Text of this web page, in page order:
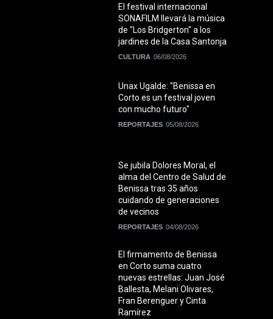
El festival internacional
SONAFILM llevará la música
de "Los Bridgerton" a los
jardines de la Casa Santonja
CULTURA 06/08/2026
Unax Ugalde: "Benissa en
Corto es un festival joven
con mucho futuro"
REPORTAJES 05/08/2026
Se jubila Dolores Moral, el
alma del Centro de Salud de
Benissa tras 35 años
cuidando de generaciones
de vecinos
REPORTAJES 04/08/2026
El firmamento de Benissa
en Corto suma cuatro
nuevas estrellas: Juan José
Ballesta, Melani Olivares,
Fran Berenguer y Cinta
Ramírez